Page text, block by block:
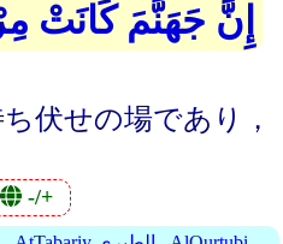
إِنَّ جَهَنَّمَ كَانَتْ
伏せの場であり，
-/+